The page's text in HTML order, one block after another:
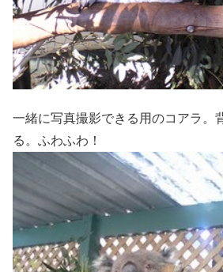
一緒に写真撮影できる用のコアラ。
る。ふわふわ！